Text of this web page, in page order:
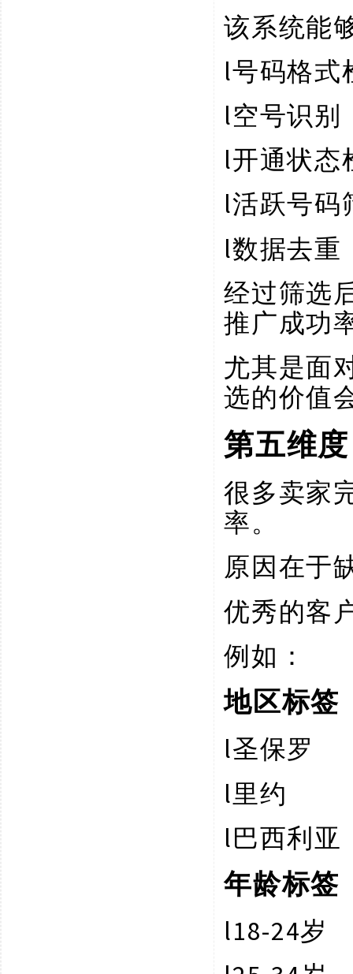
该系统能
l号码格式
l空号识别
l开通状态
l活跃号码
l数据去重
经过筛选
推广成功
尤其是面
选的价值
第五维
很多卖家
率。
原因在于
优秀的客
例如：
地区标签
l圣保罗
l里约
l巴西利亚
年龄标签
l18-24岁